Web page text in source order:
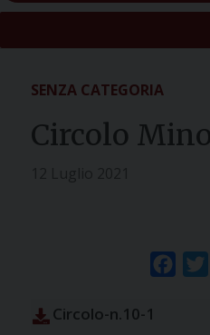
SENZA CATEGORIA
Circolo
Circolo-n.10-1